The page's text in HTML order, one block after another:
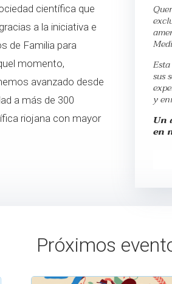
científica que
a la iniciativa e
de Familia para
momento,
avanzado desde
a más de 300
riojana con mayor
sus
y
Un
en
Próximos